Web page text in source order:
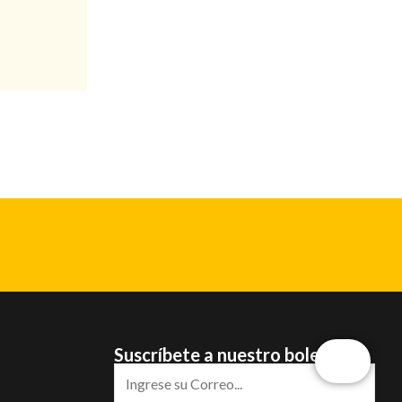
Suscríbete a nuestro boletín